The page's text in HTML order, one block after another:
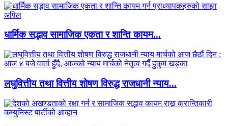
धार्मिक सद्भाव सामाजिक एकता र शान्ति कायम...
लघुवित्तीय तथा वित्तीय शोषण विरुद्ध राजधानी न्याय...